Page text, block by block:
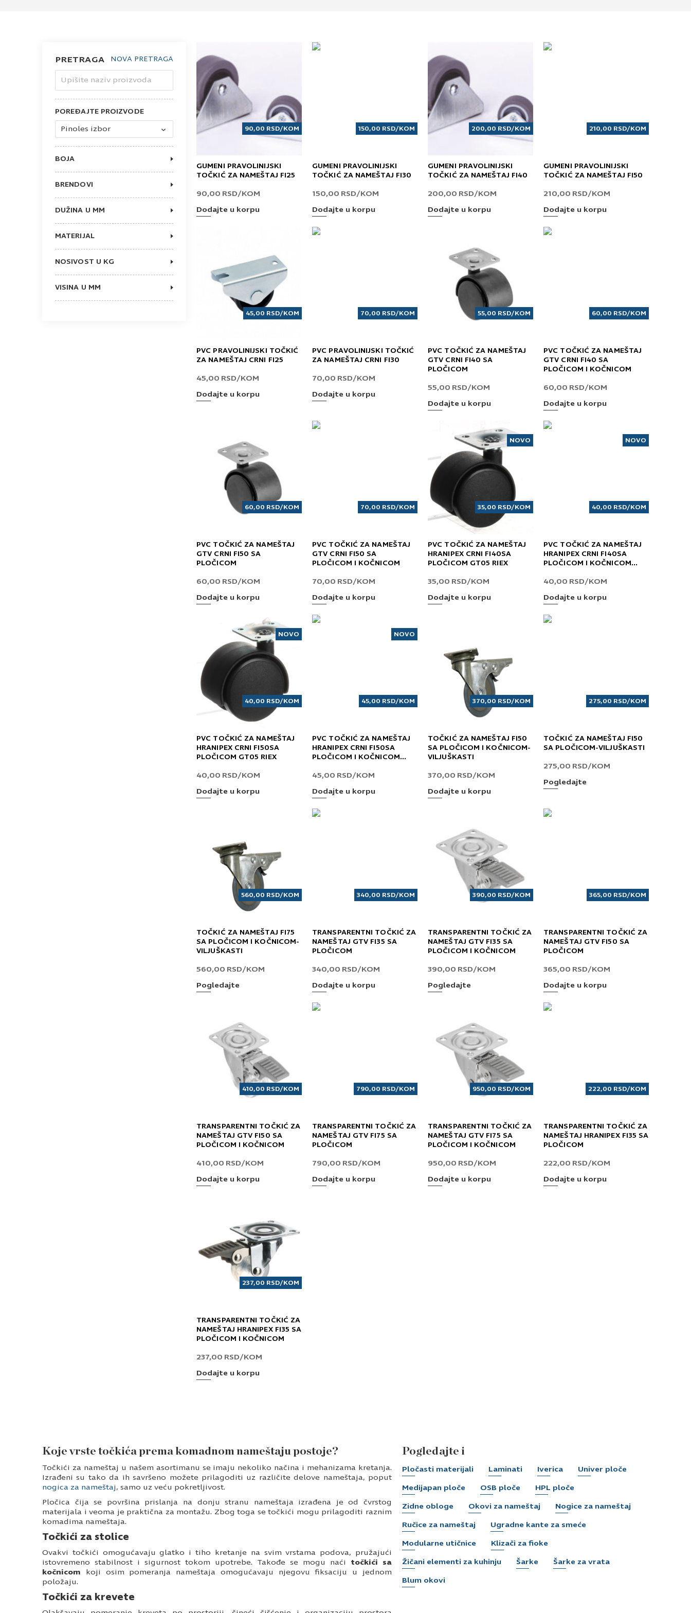
90,00 RSD/KOM
GUMENI PRAVOLINIJSKI
TOČKIĆ ZA NAMEŠTAJ FI25
90,00 RSD/KOM
Dodajte u korpu
150,00 RSD/KOM
GUMENI PRAVOLINIJSKI
TOČKIĆ ZA NAMEŠTAJ FI30
150,00 RSD/KOM
Dodajte u korpu
200,00 RSD/KOM
GUMENI PRAVOLINIJSKI
TOČKIĆ ZA NAMEŠTAJ FI40
200,00 RSD/KOM
Dodajte u korpu
210,00 RSD/KOM
GUMENI PRAVOLINIJSKI
TOČKIĆ ZA NAMEŠTAJ FI50
210,00 RSD/KOM
Dodajte u korpu
45,00 RSD/KOM
PVC PRAVOLINIJSKI TOČKIĆ
ZA NAMEŠTAJ CRNI FI25
45,00 RSD/KOM
Dodajte u korpu
70,00 RSD/KOM
PVC PRAVOLINIJSKI TOČKIĆ
ZA NAMEŠTAJ CRNI FI30
70,00 RSD/KOM
Dodajte u korpu
55,00 RSD/KOM
PVC TOČKIĆ ZA NAMEŠTAJ
GTV CRNI FI40 SA
PLOČICOM
55,00 RSD/KOM
Dodajte u korpu
60,00 RSD/KOM
PVC TOČKIĆ ZA NAMEŠTAJ
GTV CRNI FI40 SA
PLOČICOM I KOČNICOM
60,00 RSD/KOM
Dodajte u korpu
60,00 RSD/KOM
PVC TOČKIĆ ZA NAMEŠTAJ
GTV CRNI FI50 SA
PLOČICOM
60,00 RSD/KOM
Dodajte u korpu
70,00 RSD/KOM
PVC TOČKIĆ ZA NAMEŠTAJ
GTV CRNI FI50 SA
PLOČICOM I KOČNICOM
70,00 RSD/KOM
Dodajte u korpu
NOVO
35,00 RSD/KOM
PVC TOČKIĆ ZA NAMEŠTAJ
HRANIPEX CRNI FI40SA
PLOČICOM GT05 RIEX
35,00 RSD/KOM
Dodajte u korpu
NOVO
40,00 RSD/KOM
PVC TOČKIĆ ZA NAMEŠTAJ
HRANIPEX CRNI FI40SA
PLOČICOM I KOČNICOM
40,00 RSD/KOM
Dodajte u korpu
NOVO
40,00 RSD/KOM
PVC TOČKIĆ ZA NAMEŠTAJ
HRANIPEX CRNI FI50SA
PLOČICOM GT05 RIEX
40,00 RSD/KOM
Dodajte u korpu
NOVO
45,00 RSD/KOM
PVC TOČKIĆ ZA NAMEŠTAJ
HRANIPEX CRNI FI50SA
PLOČICOM I KOČNICOM
45,00 RSD/KOM
Dodajte u korpu
370,00 RSD/KOM
TOČKIĆ ZA NAMEŠTAJ FI50
SA PLOČICOM I KOČNICOM-
VILJUŠKASTI
370,00 RSD/KOM
Dodajte u korpu
275,00 RSD/KOM
TOČKIĆ ZA NAMEŠTAJ FI50
SA PLOČICOM-VILJUŠKASTI
275,00 RSD/KOM
Pogledajte
560,00 RSD/KOM
TOČKIĆ ZA NAMEŠTAJ FI75
SA PLOČICOM I KOČNICOM-
VILJUŠKASTI
560,00 RSD/KOM
Pogledajte
340,00 RSD/KOM
TRANSPARENTNI TOČKIĆ ZA
NAMEŠTAJ GTV FI35 SA
PLOČICOM
340,00 RSD/KOM
Dodajte u korpu
390,00 RSD/KOM
TRANSPARENTNI TOČKIĆ ZA
NAMEŠTAJ GTV FI35 SA
PLOČICOM I KOČNICOM
390,00 RSD/KOM
Pogledajte
365,00 RSD/KOM
TRANSPARENTNI TOČKIĆ ZA
NAMEŠTAJ GTV FI50 SA
PLOČICOM
365,00 RSD/KOM
Dodajte u korpu
410,00 RSD/KOM
TRANSPARENTNI TOČKIĆ ZA
NAMEŠTAJ GTV FI50 SA
PLOČICOM I KOČNICOM
410,00 RSD/KOM
Dodajte u korpu
790,00 RSD/KOM
TRANSPARENTNI TOČKIĆ ZA
NAMEŠTAJ GTV FI75 SA
PLOČICOM
790,00 RSD/KOM
Dodajte u korpu
950,00 RSD/KOM
TRANSPARENTNI TOČKIĆ ZA
NAMEŠTAJ GTV FI75 SA
PLOČICOM I KOČNICOM
950,00 RSD/KOM
Dodajte u korpu
222,00 RSD/KOM
TRANSPARENTNI TOČKIĆ ZA
NAMEŠTAJ HRANIPEX FI35 SA
PLOČICOM
222,00 RSD/KOM
Dodajte u korpu
237,00 RSD/KOM
TRANSPARENTNI TOČKIĆ ZA
NAMEŠTAJ HRANIPEX FI35 SA
PLOČICOM I KOČNICOM
237,00 RSD/KOM
Dodajte u korpu
PRETRAGA NOVA PRETRAGA
Upišite naziv proizvoda
POREĐAJTE PROIZVODE
Pinoles izbor
BOJA
BRENDOVI
OSTALI
DUŽINA U MM
50
MATERIJAL
NOSIVOST U KG
VISINA U MM
Koje vrste točkića prema komadnom nameštaju postoje?
Točkići za nameštaj u našem asortimanu se imaju nekoliko načina i mehanizama kretanja.
Izrađeni su tako da ih savršeno možete prilagoditi uz različite delove nameštaja, poput
nogica za nameštaj, samo uz veću pokretljivost.
Pločica čija se površina prislanja na donju stranu nameštaja izrađena je od čvrstog
materijala i veoma je praktična za montažu. Zbog toga se točkići mogu prilagoditi raznim
komadima nameštaja.
Točkići za stolice
Ovakvi točkići omogućavaju glatko i tiho kretanje na svim vrstama podova, pružajući
istovremeno stabilnost i sigurnost tokom upotrebe. Takođe se mogu naći točkići sa
kočnicom koji osim pomeranja nameštaja omogućavaju njegovu fiksaciju u jednom
položaju.
Točkići za krevete
Pogledajte i
Pločasti materijali Laminati Iverica Univer ploče
Medijapan ploče OSB ploče HPL ploče
Zidne obloge Okovi za nameštaj Nogice za nameštaj
Ručice za nameštaj Ugradne kante za smeće
Modularne utičnice Klizači za fioke
Žičani elementi za kuhinju Šarke Šarke za vrata
Blum okovi